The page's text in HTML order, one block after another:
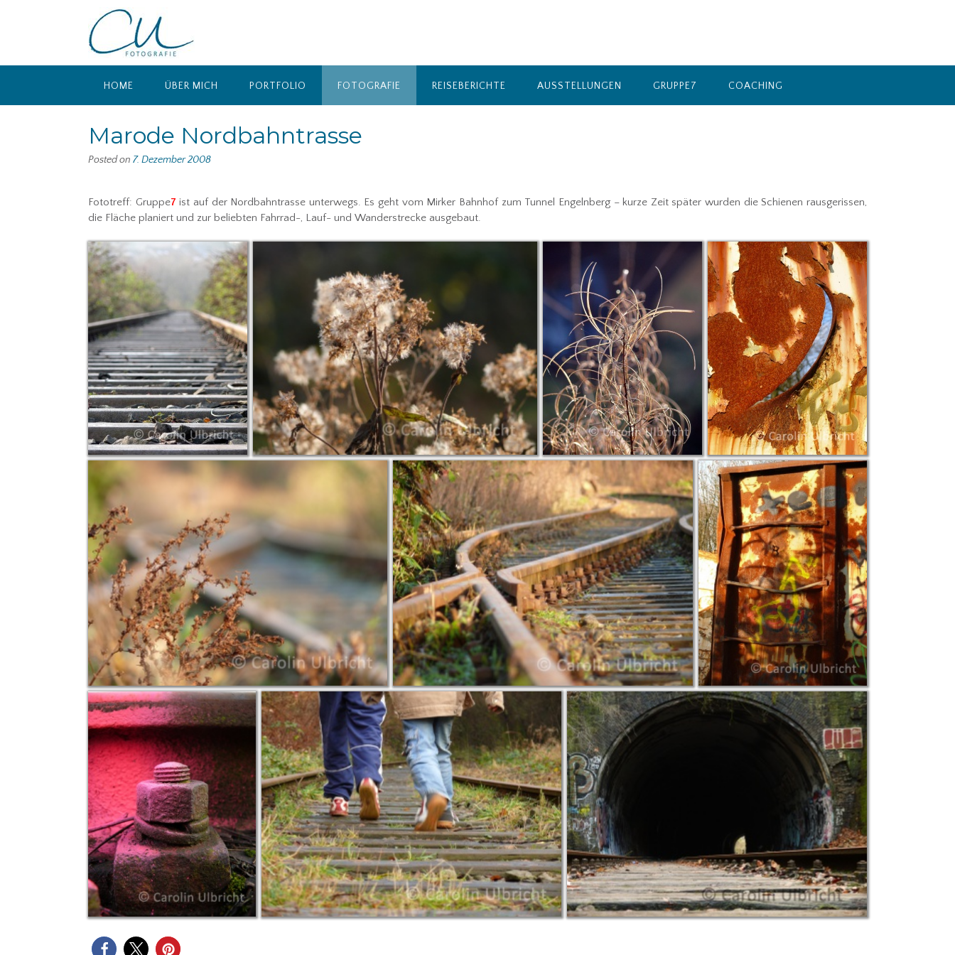
HOME ÜBER MICH PORTFOLIO FOTOGRAFIE REISEBERICHTE AUSSTELLUNGEN GRUPPE7 COACHING
Marode Nordbahntrasse
Posted on 7. Dezember 2008
Fototreff: Gruppe7 ist auf der Nordbahntrasse unterwegs. Es geht vom Mirker Bahnhof zum Tunnel Engelnberg – kurze Zeit später wurden die Schienen rausgerissen,
die Fläche planiert und zur beliebten Fahrrad-, Lauf- und Wanderstrecke ausgebaut.